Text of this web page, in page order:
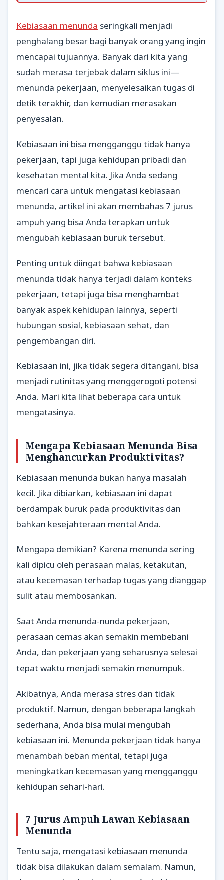
Kebiasaan menunda seringkali menjadi
penghalang besar bagi banyak orang yang ingin
mencapai tujuannya. Banyak dari kita yang
sudah merasa terjebak dalam siklus ini—
menunda pekerjaan, menyelesaikan tugas di
detik terakhir, dan kemudian merasakan
penyesalan.
Kebiasaan ini bisa mengganggu tidak hanya
pekerjaan, tapi juga kehidupan pribadi dan
kesehatan mental kita. Jika Anda sedang
mencari cara untuk mengatasi kebiasaan
menunda, artikel ini akan membahas 7 jurus
ampuh yang bisa Anda terapkan untuk
mengubah kebiasaan buruk tersebut.
Penting untuk diingat bahwa kebiasaan
menunda tidak hanya terjadi dalam konteks
pekerjaan, tetapi juga bisa menghambat
banyak aspek kehidupan lainnya, seperti
hubungan sosial, kebiasaan sehat, dan
pengembangan diri.
Kebiasaan ini, jika tidak segera ditangani, bisa
menjadi rutinitas yang menggerogoti potensi
Anda. Mari kita lihat beberapa cara untuk
mengatasinya.
Mengapa Kebiasaan Menunda Bisa
Menghancurkan Produktivitas?
Kebiasaan menunda bukan hanya masalah
kecil. Jika dibiarkan, kebiasaan ini dapat
berdampak buruk pada produktivitas dan
bahkan kesejahteraan mental Anda.
Mengapa demikian? Karena menunda sering
kali dipicu oleh perasaan malas, ketakutan,
atau kecemasan terhadap tugas yang dianggap
sulit atau membosankan.
Saat Anda menunda-nunda pekerjaan,
perasaan cemas akan semakin membebani
Anda, dan pekerjaan yang seharusnya selesai
tepat waktu menjadi semakin menumpuk.
Akibatnya, Anda merasa stres dan tidak
produktif. Namun, dengan beberapa langkah
sederhana, Anda bisa mulai mengubah
kebiasaan ini. Menunda pekerjaan tidak hanya
menambah beban mental, tetapi juga
meningkatkan kecemasan yang mengganggu
kehidupan sehari-hari.
7 Jurus Ampuh Lawan Kebiasaan
Menunda
Tentu saja, mengatasi kebiasaan menunda
tidak bisa dilakukan dalam semalam. Namun,